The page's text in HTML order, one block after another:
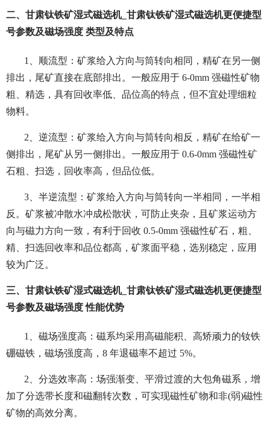
二、甘肃钛铁矿湿式磁选机_甘肃钛铁矿湿式磁选机更便捷型
号参数及磁场强度 类型及特点
1、顺流型：矿浆给入方向与筒转向相同，精矿在另一侧
排出，尾矿直接在底部排出。一般应用于 6-0mm 强磁性矿物
粗、精选，具有回收率低、品位高的特点，但不宜处理细粒
物料。
2、逆流型：矿浆给入方向与筒转向相反，精矿在给矿一
侧排出，尾矿从另一侧排出。一般应用于 0.6-0mm 强磁性矿
石粗、扫选，回收率高，但品位低。
3、半逆流型：矿浆给入方向与筒转向一半相同，一半相
反。矿浆被冲散水冲成松散状，可防止夹杂，且矿浆运动方
向与磁力方向一致，有利于回收 0.5-0mm 强磁性矿石，粗、
精、扫选回收率和品位都高，矿浆面平稳，选别稳定，应用
较为广泛。
三、甘肃钛铁矿湿式磁选机_甘肃钛铁矿湿式磁选机更便捷型
号参数及磁场强度 性能优势
1、磁场强度高：磁系均采用高磁能积、高矫顽力的钕铁
硼磁铁，磁场强度高，8 年退磁率不超过 5%。
2、分选效率高：场强渐变、平滑过渡的大包角磁系，增
加了分选带长度和磁翻转次数，可实现磁性矿物和非(弱)磁性
矿物的高效分离。